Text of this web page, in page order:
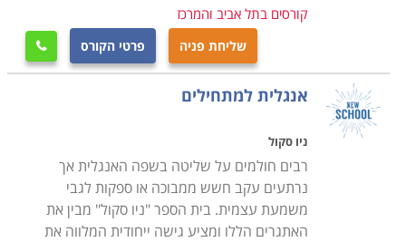
מנהלים את כל התקשורת עם התלמידים בשפה. המבחר
הגדול בענף מאפשר לכל אחד למצוא לעצמו קורס שעונה
על הצרכים האישיים שלו. ברשימת הקורסים הפופולריים
ביותר אפשר למצוא: קורס מתחילים, קורס מתקדמים, קורסי
לימוד למבוגרים
עבודה באנגלית.
קורסים בתל אביב והמרכז
שליחת פניה פרטי הקורס 
אנגלית למתחילים
ניו סקול
רבים חולמים על שליטה בשפה האנגלית אך
נרתעים עקב חשש ממבוכה או ספקות לגבי
משמעת עצמית. בית הספר "ניו סקול" מבין את
האתגרים הללו ומציע גישה ייחודית המלווה את